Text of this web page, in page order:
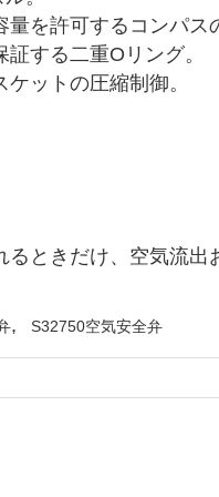
を許可するコンパス
する二重Oリング。
ットの圧縮制御。
ときだけ、空気流
, S32750空気安全弁